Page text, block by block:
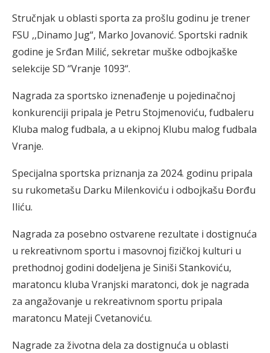
Stručnjak u oblasti sporta za prošlu godinu je trener
FSU ,,Dinamo Jug“, Marko Jovanović. Sportski radnik
godine je Srđan Milić, sekretar muške odbojkaške
selekcije SD “Vranje 1093“.
Nagrada za sportsko iznenađenje u pojedinačnoj
konkurenciji pripala je Petru Stojmenoviću, fudbaleru
Kluba malog fudbala, a u ekipnoj Klubu malog fudbala
Vranje.
Specijalna sportska priznanja za 2024. godinu pripala
su rukometašu Darku Milenkoviću i odbojkašu Đorđu
Iliću.
Nagrada za posebno ostvarene rezultate i dostignuća
u rekreativnom sportu i masovnoj fizičkoj kulturi u
prethodnoj godini dodeljena je Siniši Stankoviću,
maratoncu kluba Vranjski maratonci, dok je nagrada
za angažovanje u rekreativnom sportu pripala
maratoncu Mateji Cvetanoviću.
Nagrade za životna dela za dostignuća u oblasti